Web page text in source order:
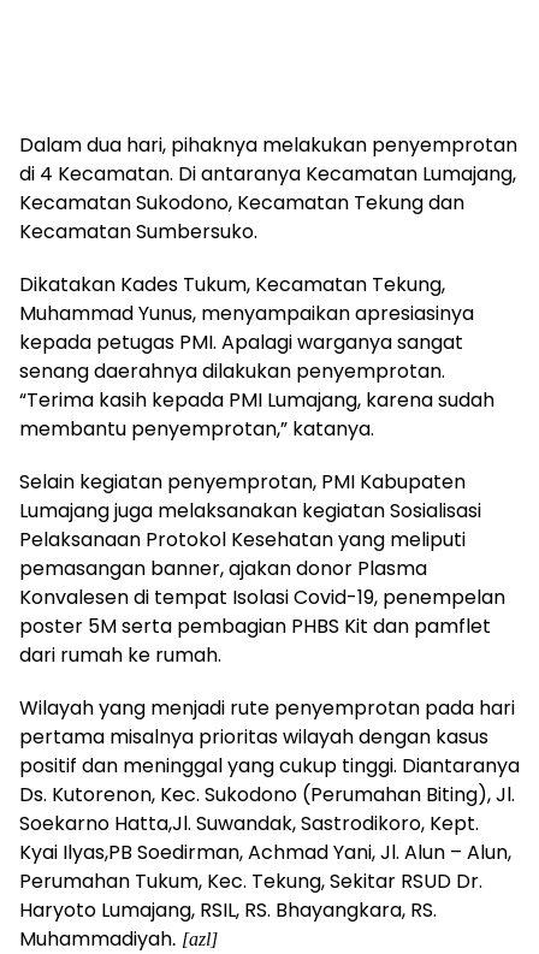
Dalam dua hari, pihaknya melakukan penyemprotan
di 4 Kecamatan. Di antaranya Kecamatan Lumajang,
Kecamatan Sukodono, Kecamatan Tekung dan
Kecamatan Sumbersuko.
Dikatakan Kades Tukum, Kecamatan Tekung,
Muhammad Yunus, menyampaikan apresiasinya
kepada petugas PMI. Apalagi warganya sangat
senang daerahnya dilakukan penyemprotan.
“Terima kasih kepada PMI Lumajang, karena sudah
membantu penyemprotan,” katanya.
Selain kegiatan penyemprotan, PMI Kabupaten
Lumajang juga melaksanakan kegiatan Sosialisasi
Pelaksanaan Protokol Kesehatan yang meliputi
pemasangan banner, ajakan donor Plasma
Konvalesen di tempat Isolasi Covid-19, penempelan
poster 5M serta pembagian PHBS Kit dan pamflet
dari rumah ke rumah.
Wilayah yang menjadi rute penyemprotan pada hari
pertama misalnya prioritas wilayah dengan kasus
positif dan meninggal yang cukup tinggi. Diantaranya
Ds. Kutorenon, Kec. Sukodono (Perumahan Biting), Jl.
Soekarno Hatta,Jl. Suwandak, Sastrodikoro, Kept.
Kyai Ilyas,PB Soedirman, Achmad Yani, Jl. Alun – Alun,
Perumahan Tukum, Kec. Tekung, Sekitar RSUD Dr.
Haryoto Lumajang, RSIL, RS. Bhayangkara, RS.
Muhammadiyah. [azl]